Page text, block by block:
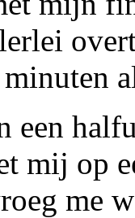
een
mij op
me